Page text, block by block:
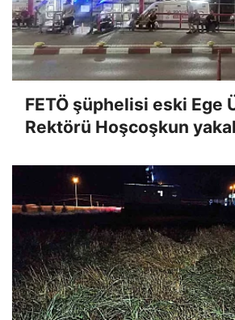
FETÖ şüphelisi eski Ege
Rektörü Hoşcoşkun